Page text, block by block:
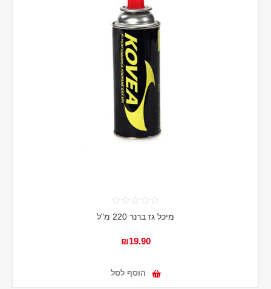
מיכל גז ברנר 220 מ"ל
₪19.90
הוסף לסל